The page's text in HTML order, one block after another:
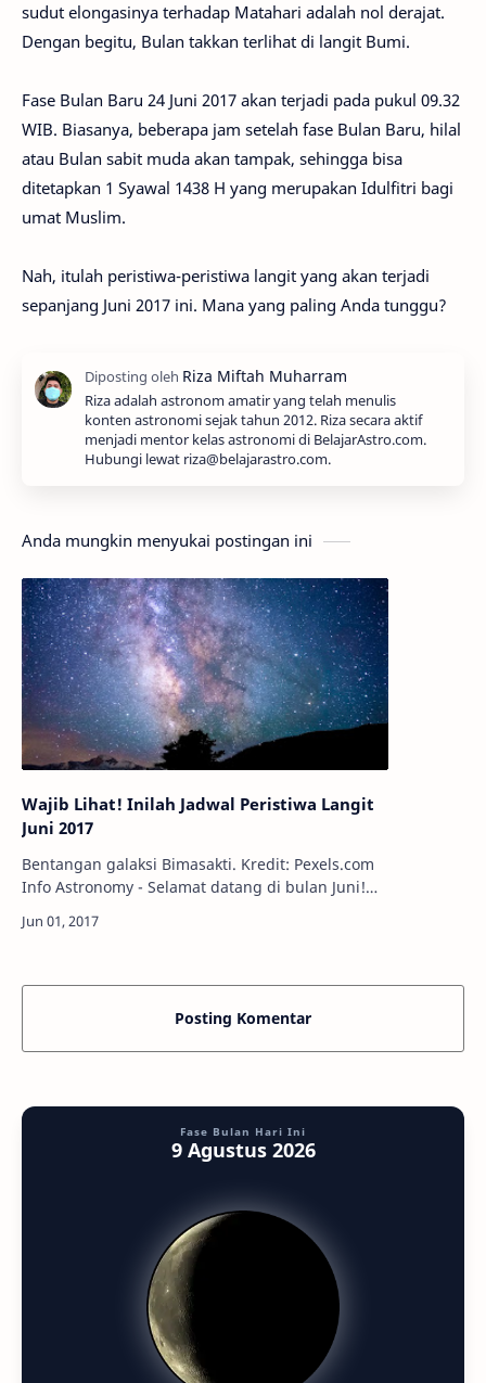
sudut elongasinya terhadap Matahari adalah nol derajat.
Dengan begitu, Bulan takkan terlihat di langit Bumi.
Fase Bulan Baru 24 Juni 2017 akan terjadi pada pukul 09.32
WIB. Biasanya, beberapa jam setelah fase Bulan Baru, hilal
atau Bulan sabit muda akan tampak, sehingga bisa
ditetapkan 1 Syawal 1438 H yang merupakan Idulfitri bagi
umat Muslim.
Nah, itulah peristiwa-peristiwa langit yang akan terjadi
sepanjang Juni 2017 ini. Mana yang paling Anda tunggu?
Riza adalah astronom amatir yang telah menulis
konten astronomi sejak tahun 2012. Riza secara aktif
menjadi mentor kelas astronomi di BelajarAstro.com.
Hubungi lewat riza@belajarastro.com.
Anda mungkin menyukai postingan ini
Wajib Lihat! Inilah Jadwal Peristiwa Langit
Juni 2017
Bentangan galaksi Bimasakti. Kredit: Pexels.com
Info Astronomy - Selamat datang di bulan Juni!
pertengahan tahun 2017. Di bulan Ju…
Posting Komentar
Fase Bulan Hari Ini
9 Agustus 2026